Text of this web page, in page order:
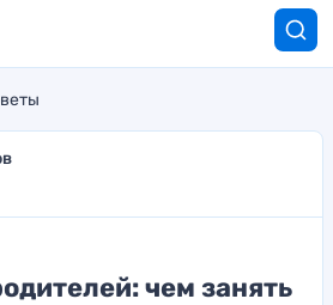
чем занять